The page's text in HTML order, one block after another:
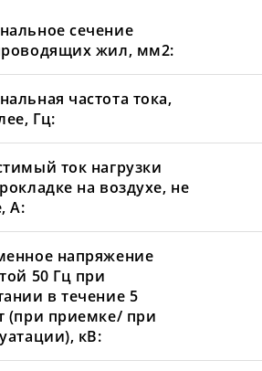
сечение
жил, мм2:
частота тока,
Гц:
ток нагрузки
на воздухе, не
А:
напряжение
50 Гц при
в течение 5
(при приемке/ при
кВ: